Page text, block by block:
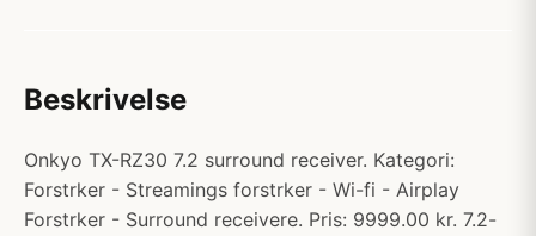
Beskrivelse
Onkyo TX-RZ30 7.2 surround receiver. Kategori:
Forstrker - Streamings forstrker - Wi-fi - Airplay
Forstrker - Surround receivere. Pris: 9999.00 kr. 7.2-